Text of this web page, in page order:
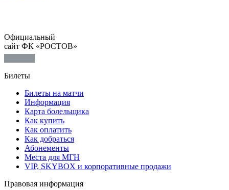
Официальный
сайт ФК «РОСТОВ»
Билеты
Билеты на матчи
Информация
Карта болельщика
Как купить
Как оплатить
Как добраться
Абонементы
Места для МГН
VIP, SKYBOX и корпоративные продажи
Правовая информация